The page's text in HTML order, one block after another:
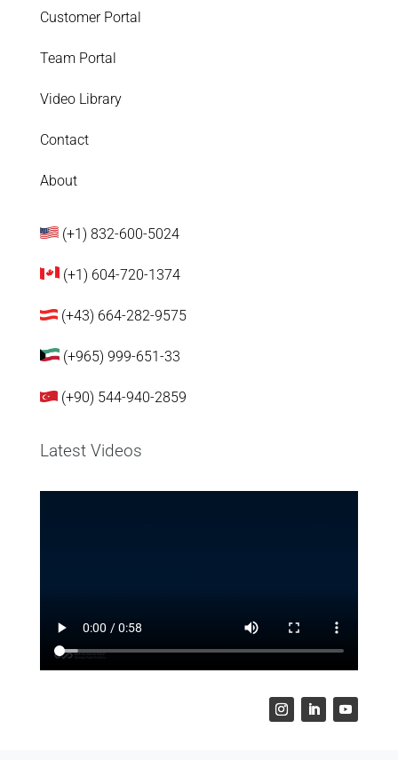
Customer Portal
Team Portal
Video Library
Contact
About
(+1) 832-600-5024
(+1) 604-720-1374
(+43) 664-282-9575
(+965) 999-651-33
(+90) 544-940-2859
Latest Videos